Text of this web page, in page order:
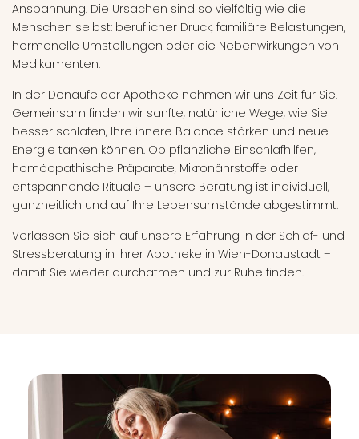
Anspannung. Die Ursachen sind so vielfältig wie die
Menschen selbst: beruflicher Druck, familiäre Belastungen,
hormonelle Umstellungen oder die Nebenwirkungen von
Medikamenten.
In der Donaufelder Apotheke nehmen wir uns Zeit für Sie.
Gemeinsam finden wir sanfte, natürliche Wege, wie Sie
besser schlafen, Ihre innere Balance stärken und neue
Energie tanken können. Ob pflanzliche Einschlafhilfen,
homöopathische Präparate, Mikronährstoffe oder
entspannende Rituale – unsere Beratung ist individuell,
ganzheitlich und auf Ihre Lebensumstände abgestimmt.
Verlassen Sie sich auf unsere Erfahrung in der Schlaf- und
Stressberatung in Ihrer Apotheke in Wien-Donaustadt –
damit Sie wieder durchatmen und zur Ruhe finden.